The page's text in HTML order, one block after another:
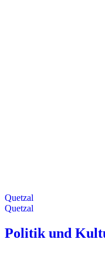
Quetzal
Quetzal
Politik und